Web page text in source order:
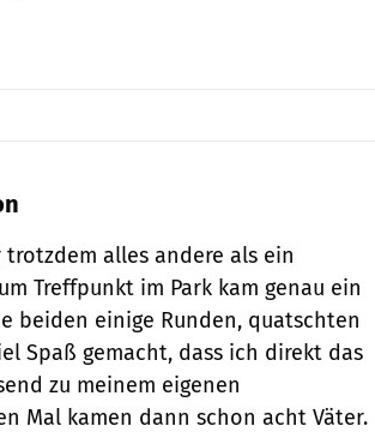
trotzdem alles andere als ein
Treffpunkt im Park kam genau ein
beiden einige Runden, quatschten
Spaß gemacht, dass ich direkt das
zu meinem eigenen
Mal kamen dann schon acht Väter.